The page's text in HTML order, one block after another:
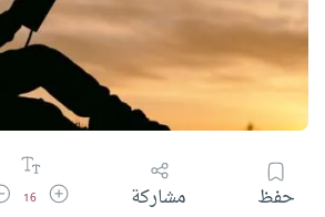
حفظ مشاركة زيادة حجم
16